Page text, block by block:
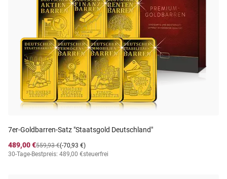
7er-Goldbarren-Satz "Staatsgold Deutschland"
489,00 €
(-70,93 €)
559,93 €
30-Tage-Bestpreis: 489,00 €steuerfrei